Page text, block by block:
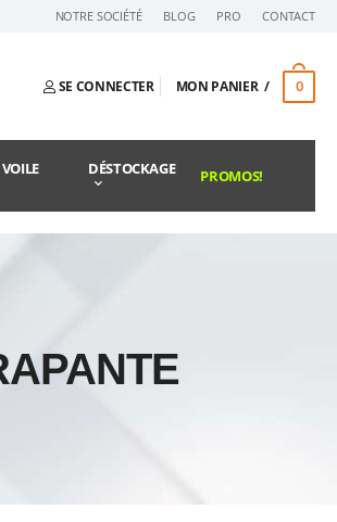
NOTRE SOCIÉTÉ BLOG PRO CONTACT
SE CONNECTER MON PANIER 0
DÉSTOCKAGE PROMOS!